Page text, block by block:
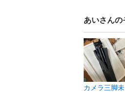
あいさんの
カメラ三脚未